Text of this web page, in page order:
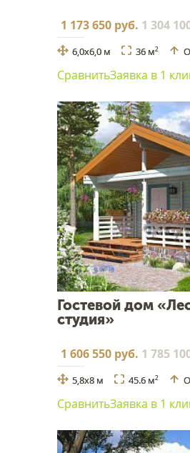
1 173 650 руб. 1 304
6,0х6,0 м 36 м2
СравнитьЗаявка в 1
Гостевой дом
студия»
1 606 550 руб. 1 785
5,8x8 м 45.6 м2
СравнитьЗаявка в 1